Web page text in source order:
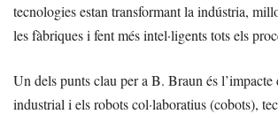
tecnologies estan transformant la indústria,
les fàbriques i fent més intel·ligents tots els
Un dels punts clau per a B. Braun és l’impacte
industrial i els robots col·laboratius (cobots),